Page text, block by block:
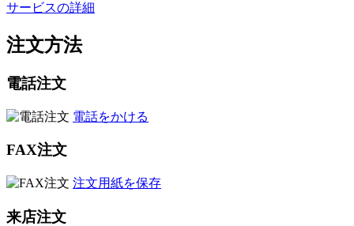
サービスの詳細
注文方法
電話注文
電話をかける
FAX注文
注文用紙を保存
来店注文